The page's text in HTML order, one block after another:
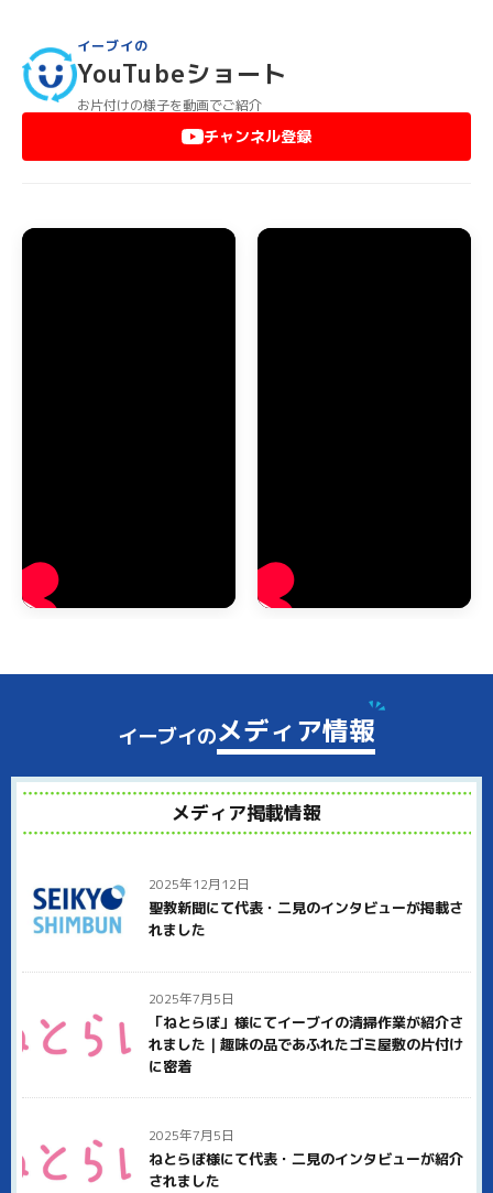
どんなに大きな家具や重いものでも、すべて弊社スタッフが運
び出します。淡路市のマンションで階段から降ろせないような
大型家具は、ベランダからクレーン車等を使って降ろします。
また、エレベーターがないマンションで運び出しが困難でも、
階段から運び出しますのでご安心ください。
淡路市でもゴミ屋敷や汚部屋でお困りの方からのご相談を多く
いただいております。テレビなどでゴミ屋敷の報道を見ること
淡路市でゴミ屋敷状態にお悩みの方は、ぜひイーブイにご連絡
分別するだけでもかなりの時間がかかります。弊社ではしっか
りとゴミの分別をしたあとで、袋に詰めたりダンボールに入れ
淡路市のご近所への配慮として、大量のゴミの整理をしている
ことを近所の人に知られないように、中身がわからない無地の
ダンボールを使って運び出すことも可能です。
淡路市でイーブイが選ばれる理由
淡路市で多くのお客様にイーブイをお選びいただいている理由
後の追加料金は一切いただきません。どこまでが基本料金でで
きるのかはっきり明示していますので、安心してご用命くださ
また、イーブイは社員全員が何らかの資格を持つ、スペシャリ
ストの集団です。遺品整理士、生前整理士、整理収納士など、
淡路市での不用品回収、ゴミ屋敷片付け、遺品整理などはぜひ
イーブイにご用命ください。
イーブイの
YouTubeショート
お片付けの様子を動画でご紹介
チャンネル登録
イーブイのメディア情報
メディア掲載情報
2025年12月12日
聖教新聞にて代表・二見のインタビューが掲載さ
れました
2025年7月5日
「ねとらぼ」様にてイーブイの清掃作業が紹介さ
れました｜趣味の品であふれたゴミ屋敷の片付け
に密着
2025年7月5日
ねとらぼ様にて代表・二見のインタビューが紹介
されました